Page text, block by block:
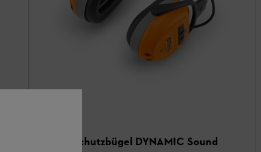
Gehörschutzbügel DYNAMIC Sound